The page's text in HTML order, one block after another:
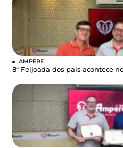
AMPÉRE
8ª Feijoada dos pais acontece